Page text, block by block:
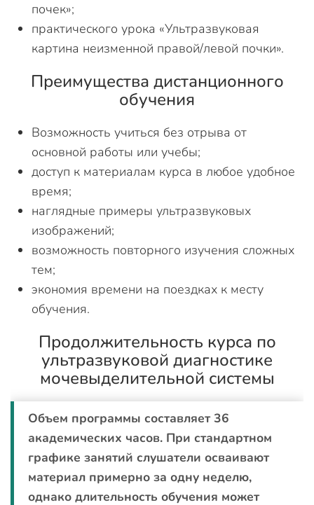
почек»;
практического урока «Ультразвуковая
картина неизменной правой/левой почки».
Преимущества дистанционного
обучения
Возможность учиться без отрыва от
основной работы или учебы;
доступ к материалам курса в любое удобное
время;
наглядные примеры ультразвуковых
изображений;
возможность повторного изучения сложных
тем;
экономия времени на поездках к месту
обучения.
Продолжительность курса по
ультразвуковой диагностике
мочевыделительной системы
Объем программы составляет 36
академических часов. При стандартном
графике занятий слушатели осваивают
материал примерно за одну неделю,
однако длительность обучения может